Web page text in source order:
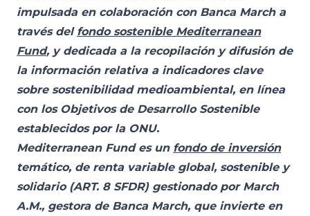
impulsada en colaboración con Banca March a
través del fondo sostenible Mediterranean
Fund, y dedicada a la recopilación y difusión de
la información relativa a indicadores clave
sobre sostenibilidad medioambiental, en línea
con los Objetivos de Desarrollo Sostenible
establecidos por la ONU.
Mediterranean Fund es un fondo de inversión
temático, de renta variable global, sostenible y
solidario (ART. 8 SFDR) gestionado por March
A.M., gestora de Banca March, que invierte en